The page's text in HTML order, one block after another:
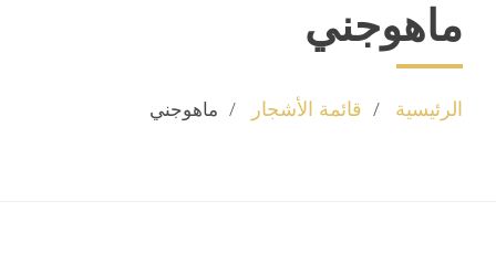
ماهوجني
الرئيسية قائمة الأشجار ماهوجني